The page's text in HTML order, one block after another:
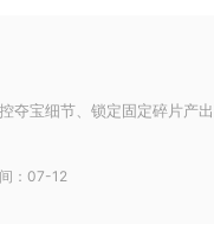
夺宝细节、锁定固定碎片产
：07-12